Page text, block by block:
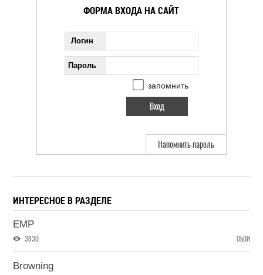
ФОРМА ВХОДА НА САЙТ
Логин
Пароль
запомнить
Напомнить пароль
ИНТЕРЕСНОЕ В РАЗДЕЛЕ
EMP
3830 ОБОИ
Browning